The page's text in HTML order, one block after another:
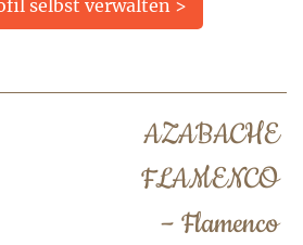
selbst verwalten >
AZABACHE
FLAMENCO
– Flamenco